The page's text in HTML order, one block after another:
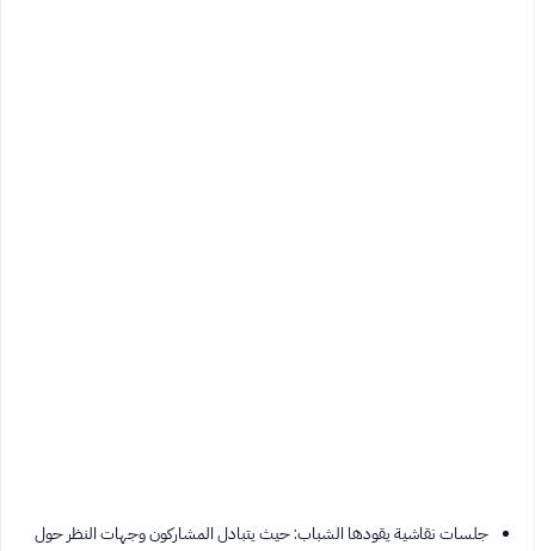
جلسات نقاشية يقودها الشباب: حيث يتبادل المشاركون وجهات النظر حول